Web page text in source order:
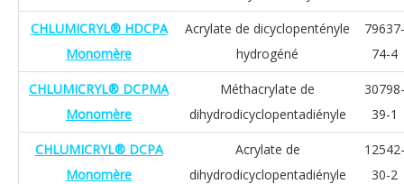
CHLUMICRYL® HDCPA
Monomère
Acrylate de dicyclopentényle
hydrogéné
79637-
74-4
CHLUMICRYL® DCPMA
Monomère
Méthacrylate de
dihydrodicyclopentadiényle
30798-
39-1
CHLUMICRYL® DCPA
Monomère
Acrylate de
dihydrodicyclopentadiényle
12542-
30-2